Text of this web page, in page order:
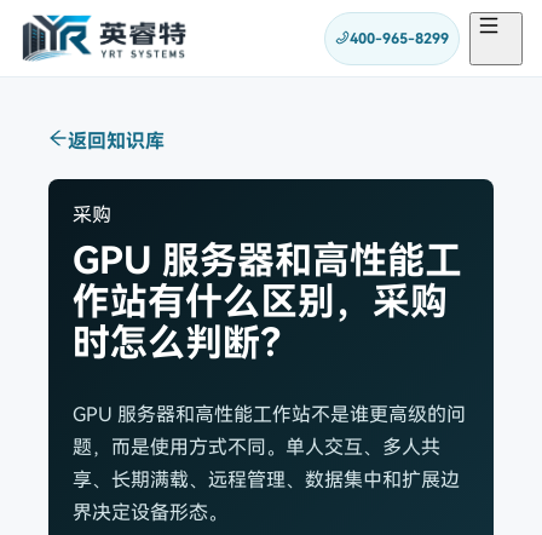
400-965-8299
返回知识库
采购
GPU 服务器和高性能工
作站有什么区别，采购
时怎么判断？
GPU 服务器和高性能工作站不是谁更高级的问
题，而是使用方式不同。单人交互、多人共
享、长期满载、远程管理、数据集中和扩展边
界决定设备形态。